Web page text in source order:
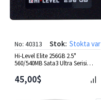
No: 40313 Stok: Stokta var
Hi-Level Elite 256GB 2.5"
560/540MB Sata3 Ultra Serisi
45,00$